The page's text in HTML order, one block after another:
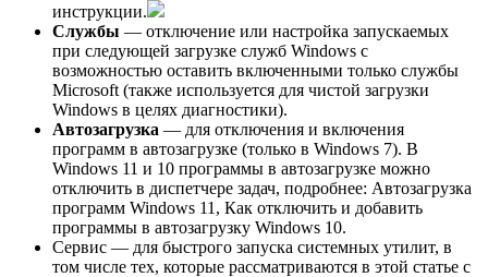
инструкции.
Службы — отключение или настройка запускаемых
при следующей загрузке служб Windows с
возможностью оставить включенными только службы
Microsoft (также используется для чистой загрузки
Windows в целях диагностики).
Автозагрузка — для отключения и включения
программ в автозагрузке (только в Windows 7). В
Windows 11 и 10 программы в автозагрузке можно
отключить в диспетчере задач, подробнее: Автозагрузка
программ Windows 11, Как отключить и добавить
программы в автозагрузку Windows 10.
Сервис — для быстрого запуска системных утилит, в
том числе тех, которые рассматриваются в этой статье с